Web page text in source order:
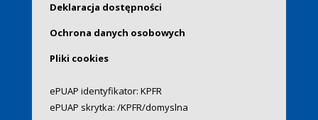
Deklaracja dostępności
Ochrona danych osobowych
Pliki cookies
ePUAP identyfikator: KPFR
ePUAP skrytka: /KPFR/domyslna